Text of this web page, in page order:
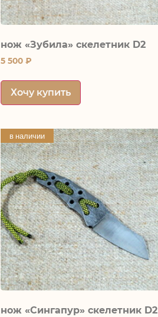
нож «Зубила» скелетник D2
5 500 ₽
Хочу купить
в наличии
нож «Сингапур» скелетник D2